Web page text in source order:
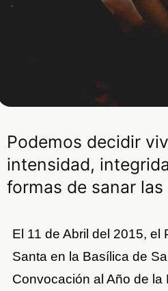
Podemos decidir
intensidad,
formas de sanar las
El 11 de Abril del 2015,
Santa en la Basílica de
Convocación al Año de